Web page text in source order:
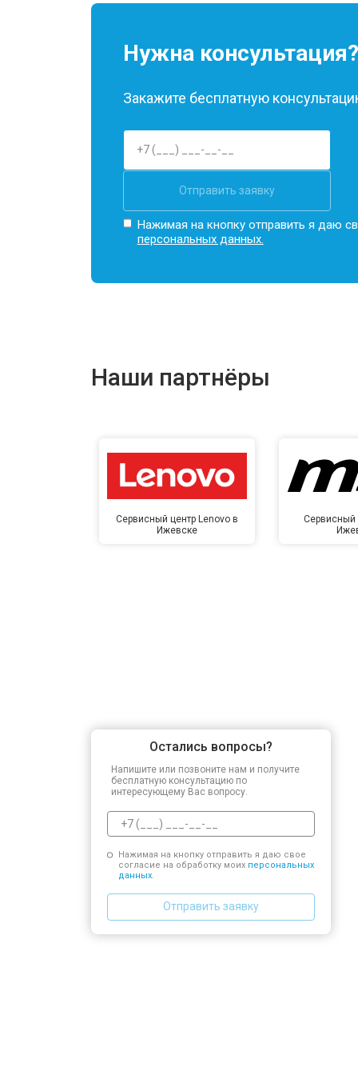
Нужна консультация?
Закажите бесплатную
Отправить заявку
Нажимая на кнопку отправить я даю
персональных данных.
Наши партнёры
Сервисный центр Lenovo в
Ижевске
Сервисный
Остались вопросы?
Напишите или позвоните нам и получите
бесплатную консультацию по
интересующему Вас вопросу.
Нажимая на кнопку отправить я даю свое
согласие на обработку моих персональных
данных.
Отправить заявку